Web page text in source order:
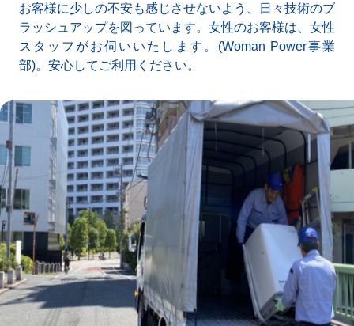
お客様に少しの不安も感じさせないよう、日々技術のブ
ラッシュアップを図っています。女性のお客様は、女性
スタッフがお伺いいたします。(Woman Power事業
部)。安心してご利用ください。